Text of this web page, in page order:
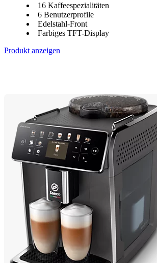
16 Kaffeespezialitäten
6 Benutzerprofile
Edelstahl-Front
Farbiges TFT-Display
Produkt anzeigen